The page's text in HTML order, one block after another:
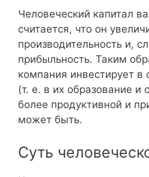
Человеческий капитал
считается, что он
производительность и,
прибыльность. Таким
компания инвестирует в
(т. е. в их образование и
более продуктивной и
может быть.
Суть